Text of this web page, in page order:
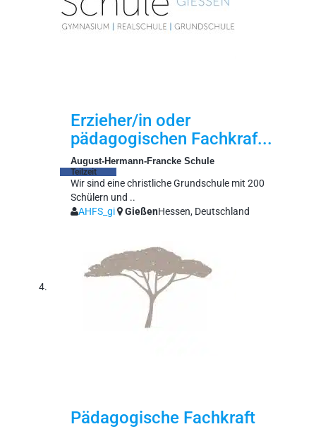
Erzieher/in oder
pädagogischen Fachkraf...
August-Hermann-Francke Schule
Teilzeit
Wir sind eine christliche Grundschule mit 200
Schülern und ..
AHFS_gi
GießenHessen, Deutschland
Pädagogische Fachkraft